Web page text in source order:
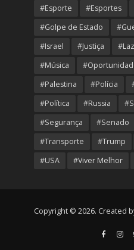
#Esporte
#Esportes
#Golpe de Estado
#Israel
#Justiça
#Música
#Palestina
#Polícia
#Política
#Russia
#Segurança
#Senado
#Transporte
#Trump
#USA
#Viver Melhor
Copyright © 2026. Created